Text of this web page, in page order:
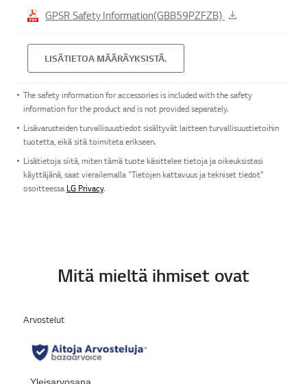
GPSR Safety Information(GBB59PZFZB)
LISÄTIETOA MÄÄRÄYKSISTÄ.
The safety information for accessories is included with the safety
information for the product and is not provided separately.
Lisävarusteiden turvallisuustiedot sisältyvät laitteen turvallisuustietoihin
tuotetta, eikä sitä toimiteta erikseen.
Lisätietoja siitä, miten tämä tuote käsittelee tietoja ja oikeuksistasi
käyttäjänä, saat vierailemalla ”Tietojen kattavuus ja tekniset tiedot”
osoitteessa LG Privacy.
Mitä mieltä ihmiset ovat